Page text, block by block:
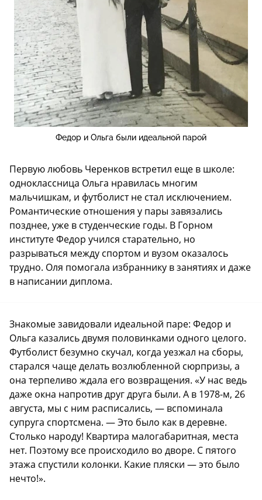
Федор и Ольга были идеальной парой
Первую любовь Черенков встретил еще в школе:
одноклассница Ольга нравилась многим
мальчишкам, и футболист не стал исключением.
Романтические отношения у пары завязались
позднее, уже в студенческие годы. В Горном
институте Федор учился старательно, но
разрываться между спортом и вузом оказалось
трудно. Оля помогала избраннику в занятиях и даже
в написании диплома.
Знакомые завидовали идеальной паре: Федор и
Ольга казались двумя половинками одного целого.
Футболист безумно скучал, когда уезжал на сборы,
старался чаще делать возлюбленной сюрпризы, а
она терпеливо ждала его возвращения. «У нас ведь
даже окна напротив друг друга были. А в 1978-м, 26
августа, мы с ним расписались, — вспоминала
супруга спортсмена. — Это было как в деревне.
Столько народу! Квартира малогабаритная, места
нет. Поэтому все происходило во дворе. С пятого
этажа спустили колонки. Какие пляски — это было
нечто!».